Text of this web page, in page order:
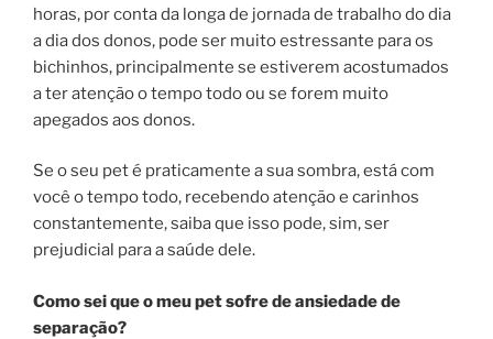
horas, por conta da longa de jornada de trabalho do dia
a dia dos donos, pode ser muito estressante para os
bichinhos, principalmente se estiverem acostumados
a ter atenção o tempo todo ou se forem muito
apegados aos donos.
Se o seu pet é praticamente a sua sombra, está com
você o tempo todo, recebendo atenção e carinhos
constantemente, saiba que isso pode, sim, ser
prejudicial para a saúde dele.
Como sei que o meu pet sofre de ansiedade de
separação?